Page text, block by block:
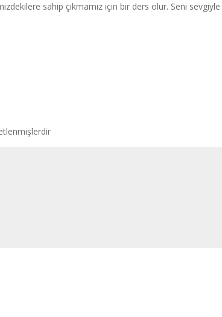
sahip çıkmamız için bir ders olur. Seni sevgiyle